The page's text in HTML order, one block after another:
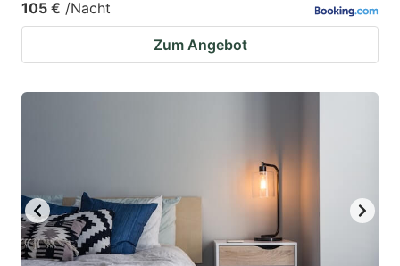
changing
changing
dates.
105 € /Nacht
Zum Angebot